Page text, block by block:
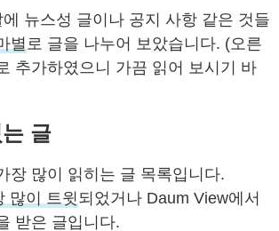
뉴스성 글이나 공지 사항 같은 것들
별로 글을 나누어 보았습니다. (오른
추가하였으니 가끔 읽어 보시기 바
글
장 많이 읽히는 글 목록입니다.
많이 트윗되었거나 Daum View에서
받은 글입니다.